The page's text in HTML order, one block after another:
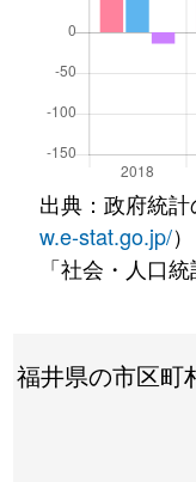
出典：政府統
w.e-stat.go.jp/）
「社会・人口
福井県の市区町